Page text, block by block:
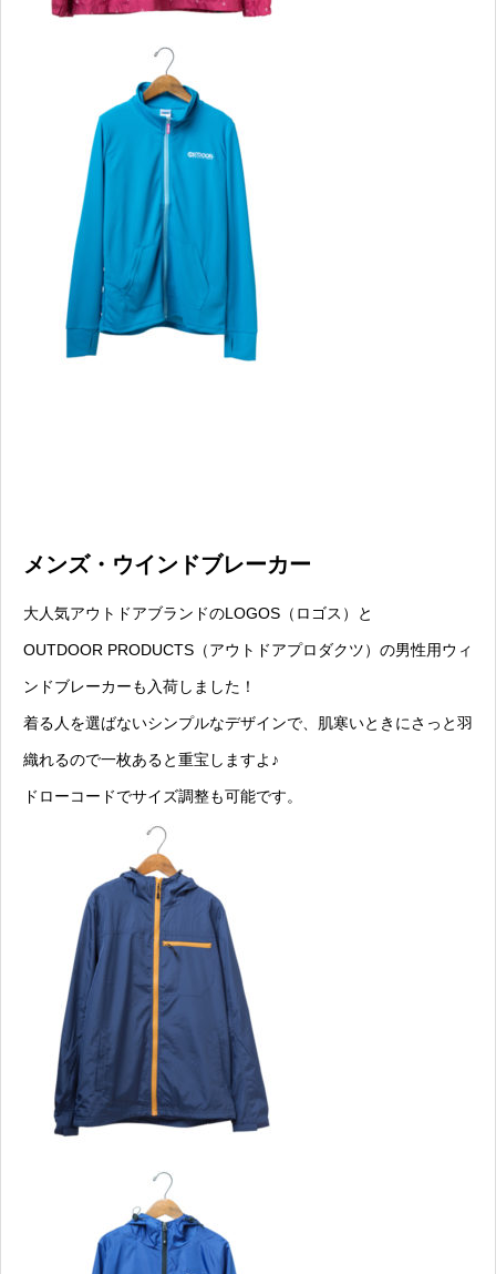
メンズ・ウインドブレーカー
大人気アウトドアブランドのLOGOS（ロゴス） と
OUTDOOR PRODUCTS（アウトドアプロダクツ） の男性用ウィ
ンドブレーカーも入荷しました！
着る人を選ばないシンプルなデザインで、肌寒いときにさっと羽
織れるので一枚あると重宝しますよ♪
ドローコードでサイズ調整も可能です。